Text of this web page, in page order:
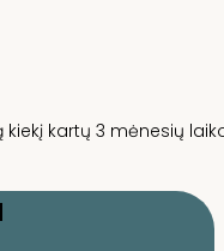
kartų 3 mėnesių